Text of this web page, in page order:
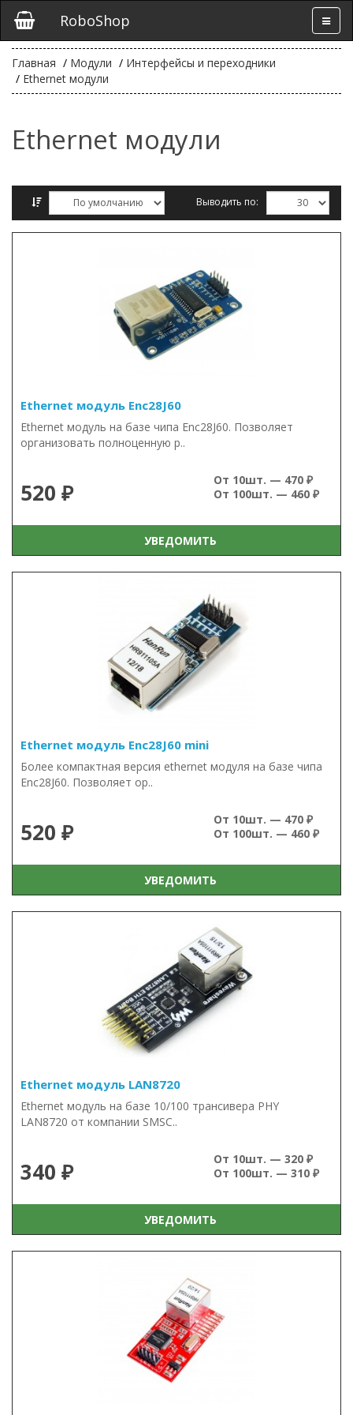
RoboShop
Главная Модули
Интерфейсы и переходники
Ethernet модули
Ethernet модули
Выводить по:
Ethernet модуль Enc28J60
Ethernet модуль на базе чипа Enc28J60. Позволяет
организовать полноценную р..
520 ₽
От 10шт. — 470 ₽
От 100шт. — 460 ₽
УВЕДОМИТЬ
Ethernet модуль Enc28J60 mini
Более компактная версия ethernet модуля на базе чипа
Enc28J60. Позволяет ор..
520 ₽
От 10шт. — 470 ₽
От 100шт. — 460 ₽
УВЕДОМИТЬ
Ethernet модуль LAN8720
Ethernet модуль на базе 10/100 трансивера PHY
LAN8720 от компании SMSC..
340 ₽
От 10шт. — 320 ₽
От 100шт. — 310 ₽
УВЕДОМИТЬ